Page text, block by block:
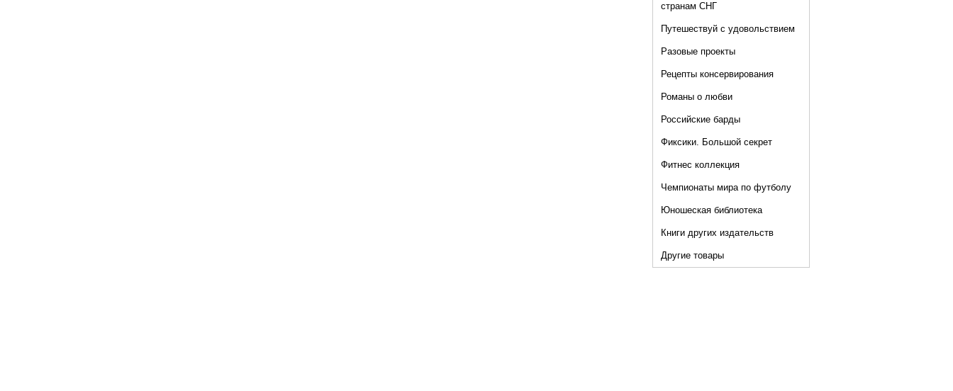
странам СНГ
Путешествуй с удовольствием
Разовые проекты
Рецепты консервирования
Романы о любви
Российские барды
Фиксики. Большой секрет
Фитнес коллекция
Чемпионаты мира по футболу
Юношеская библиотека
Книги других издательств
Другие товары